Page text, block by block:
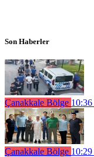
Son Haberler
Çanakkale Bölge 10:36
Çanakkale Bölge 10:29